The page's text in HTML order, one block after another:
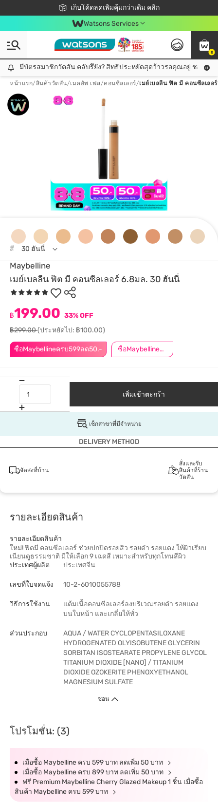
เก็บโค้ดลดเพิ่มคุ้มกว่าเดิม คลิก
ชอปออนไลน์ครั้งแรก ลดเพิ่มจุก ๆ 10%! 🎉
📦ส่งฟรี! เมื่อชอป 499฿
สมาชิกวัตสัน คลับดียังไง?
Watsons Services
0
มีบัตรสมาชิกวัตสัน คลับรึยัง? สิทธิประหยัดสุดว้าวรอคุณอยู่ ชอปคุ้มกว่าเดิม คลิก!
มีบัตรสมาชิกวัตสัน คลับรึยัง? สิทธิประหยัดสุดว้าวรอคุณอยู่ ชอปคุ้มก
หน้าแรก/สินค้าวัตสัน/เมคอัพ เฟส/คอนซีลเลอร์/เมย์เบลลีน ฟิต มี คอนซีลเลอ
Maybelline
เมย์เบลลีน ฟิต มี คอนซีลเลอร์ 6.8มล. 30 ฮันนี่
ซื้อMaybellineครบ599ลด50.- ซื้อMaybellineครบ899ลด50.-
฿199.00 33% OFF
฿299.00(ประหยัดไป: ฿100.00)
สี 30 ฮันนี่
เพิ่มเข้าตะกร้า
เช็กสาขาที่มีจำหน่าย
DELIVERY METHOD
จัดส่งที่บ้าน
สั่งและรับ
สินค้าที่ร้าน
วัตสัน
รายละเอียดสินค้า
รายละเอียดสินค้า
ใหม่! ฟิตมี คอนซีลเลอร์ ช่วยปกปิดรอยสิว รอยดำ รอยแดง ให้ผิวเรียบ
เนียนดูธรรมชาติ มีให้เลือก 9 เฉดสี เหมาะสำหรับทุกโทนสีผิว
ประเทศผู้ผลิต
ประเทศจีน
เลขที่ใบจดแจ้ง 10-2-6010055788
วิธีการใช้งาน
แต้มเนื้อคอนซีลเลอร์ลงบริเวณรอยดำ รอยแดง
บนใบหน้า และเกลี่ยให้ทั่ว
ส่วนประกอบ
AQUA / WATER CYCLOPENTASILOXANE
HYDROGENATED OLYISOBUTENE GLYCERIN
SORBITAN ISOSTEARATE PROPYLENE GLYCOL
TITANIUM DIOXIDE [NANO] / TITANIUM
DIOXIDE OZOKERITE PHENOXYETHANOL
MAGNESIUM SULFATE
ซ่อน
โปรโมชั่น: (3)
เมื่อซื้อ Maybelline ครบ 599 บาท ลดเพิ่ม 50 บาท
เมื่อซื้อ Maybelline ครบ 899 บาท ลดเพิ่ม 50 บาท
ฟรี Premium Maybelline Cherry Glazed Makeup 1 ชิ้น เมื่อซื้อ
สินค้า Maybelline ครบ 599 บาท